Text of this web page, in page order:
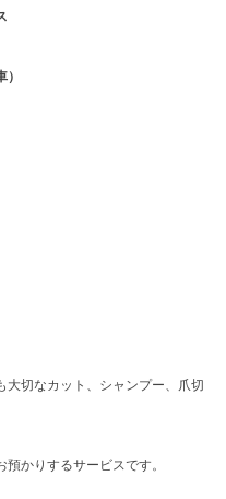
大切なカット、シャンプー、爪切
かりするサービスです。